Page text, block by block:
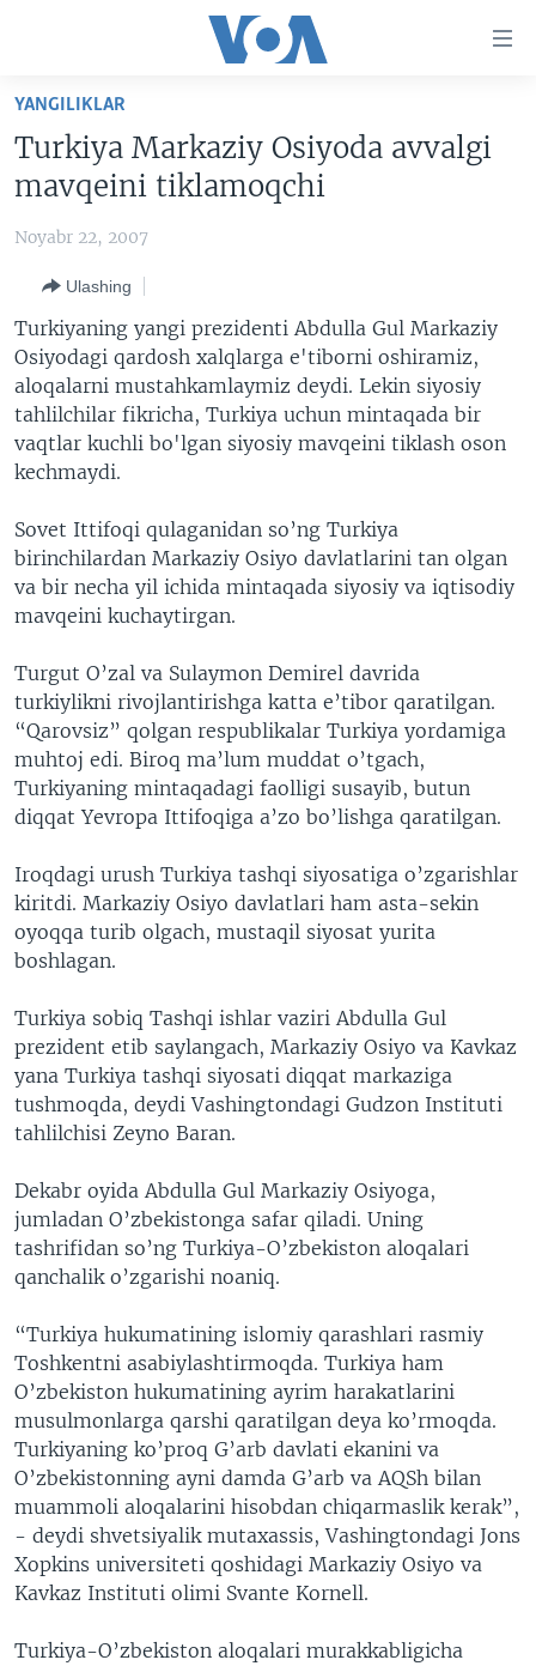
Boshiga
qayting
Qidiruvga
o'ting
VATANDOSHLAR
MULTIMEDIA
AMERIKA MANZARALARI
XALQARO HAYOT
VASHINGTON CHOYXONASI
VIDEO
XABARLAR SURATLARDA
IJTIMOIY TARMOQLAR
FACEBOOK
YOUTUBE
ODNOKLASSNIKI
TELEGRAM
SOUNDCLOUD
INGLIZ TILI DARSLARI
EDITORIAL
Learning English
VOA
YANGILIKLAR
Turkiya Markaziy Osiyoda avvalgi
mavqeini tiklamoqchi
Noyabr 22, 2007
Ulashing
Turkiyaning yangi prezidenti Abdulla Gul Markaziy
Osiyodagi qardosh xalqlarga e'tiborni oshiramiz,
aloqalarni mustahkamlaymiz deydi. Lekin siyosiy
tahlilchilar fikricha, Turkiya uchun mintaqada bir
vaqtlar kuchli bo'lgan siyosiy mavqeini tiklash oson
kechmaydi.
Sovet Ittifoqi qulaganidan so’ng Turkiya
birinchilardan Markaziy Osiyo davlatlarini tan olgan
va bir necha yil ichida mintaqada siyosiy va iqtisodiy
mavqeini kuchaytirgan.
Turgut O’zal va Sulaymon Demirel davrida
turkiylikni rivojlantirishga katta e’tibor qaratilgan.
“Qarovsiz” qolgan respublikalar Turkiya yordamiga
muhtoj edi. Biroq ma’lum muddat o’tgach,
Turkiyaning mintaqadagi faolligi susayib, butun
diqqat Yevropa Ittifoqiga a’zo bo’lishga qaratilgan.
Iroqdagi urush Turkiya tashqi siyosatiga o’zgarishlar
kiritdi. Markaziy Osiyo davlatlari ham asta-sekin
oyoqqa turib olgach, mustaqil siyosat yurita
boshlagan.
Turkiya sobiq Tashqi ishlar vaziri Abdulla Gul
prezident etib saylangach, Markaziy Osiyo va Kavkaz
yana Turkiya tashqi siyosati diqqat markaziga
tushmoqda, deydi Vashingtondagi Gudzon Instituti
tahlilchisi Zeyno Baran.
Dekabr oyida Abdulla Gul Markaziy Osiyoga,
jumladan O’zbekistonga safar qiladi. Uning
tashrifidan so’ng Turkiya-O’zbekiston aloqalari
qanchalik o’zgarishi noaniq.
“Turkiya hukumatining islomiy qarashlari rasmiy
Toshkentni asabiylashtirmoqda. Turkiya ham
O’zbekiston hukumatining ayrim harakatlarini
musulmonlarga qarshi qaratilgan deya ko’rmoqda.
Turkiyaning ko’proq G’arb davlati ekanini va
O’zbekistonning ayni damda G’arb va AQSh bilan
muammoli aloqalarini hisobdan chiqarmaslik kerak”,
- deydi shvetsiyalik mutaxassis, Vashingtondagi Jons
Xopkins universiteti qoshidagi Markaziy Osiyo va
Kavkaz Instituti olimi Svante Kornell.
Turkiya-O’zbekiston aloqalari murakkabligicha